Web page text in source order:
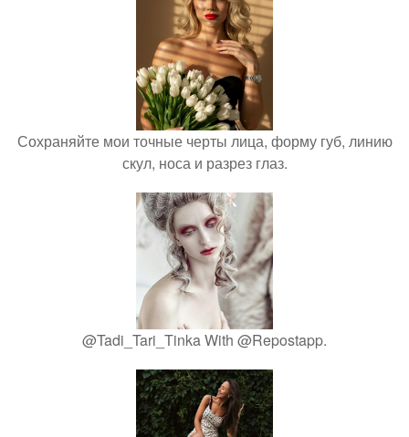
Сохраняйте мои точные черты лица, форму губ, линию
скул, носа и разрез глаз.
@Tadi_Tari_Tinka With @Repostapp.